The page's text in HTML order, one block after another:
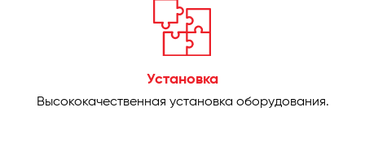
Установка
Высококачественная установка оборудования.